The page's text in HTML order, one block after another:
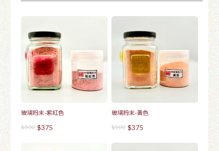
玻璃粉末-紫紅色
$500 $375
玻璃粉末-黃色
$500 $375